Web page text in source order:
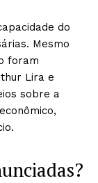
do
Mesmo
foram
Lira e
sobre a